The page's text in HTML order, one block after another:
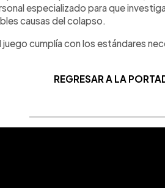
especializado para que
causas del colapso.
cumplía con los estándares
REGRESAR A LA